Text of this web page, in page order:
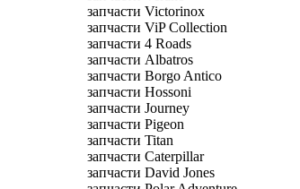
запчасти Victorinox
запчасти ViP Collection
запчасти 4 Roads
запчасти Albatros
запчасти Borgo Antico
запчасти Hossoni
запчасти Journey
запчасти Pigeon
запчасти Titan
запчасти Caterpillar
запчасти David Jones